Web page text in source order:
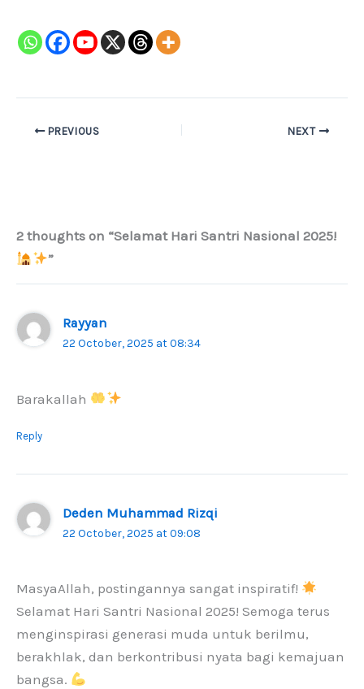
PREVIOUS NEXT
2 thoughts on “Selamat Hari Santri Nasional 2025!
”
Rayyan
22 October, 2025 at 08:34
Barakallah
Reply
Deden Muhammad Rizqi
22 October, 2025 at 09:08
MasyaAllah, postingannya sangat inspiratif!
Selamat Hari Santri Nasional 2025! Semoga terus
menginspirasi generasi muda untuk berilmu,
berakhlak, dan berkontribusi nyata bagi kemajuan
bangsa.